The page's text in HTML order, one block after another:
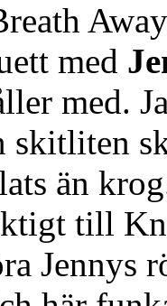
med
med.
skitliten
än
till
Jennys